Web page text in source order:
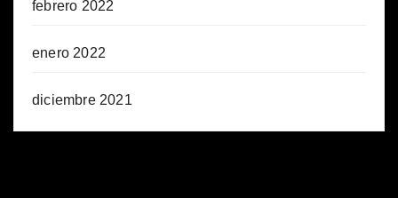
febrero 2022
enero 2022
diciembre 2021